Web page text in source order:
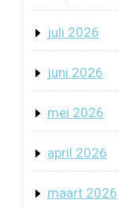
juli 2026
juni 2026
mei 2026
april 2026
maart 2026